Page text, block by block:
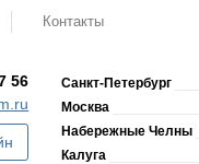
Контакты
56
Санкт-Петербург
Москва
Набережные Челны
Калуга